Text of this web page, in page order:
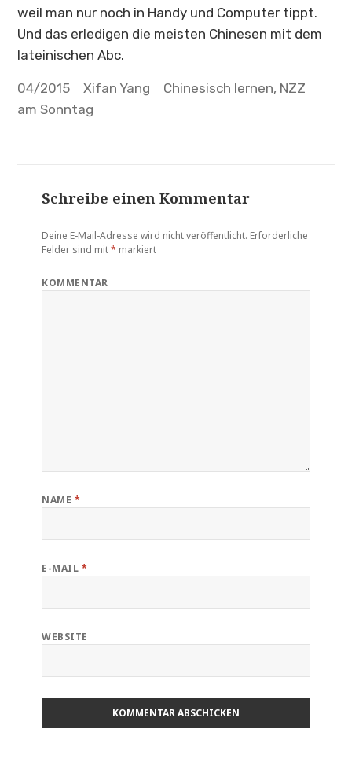
weil man nur noch in Handy und Computer tippt.
Und das erledigen die meisten Chinesen mit dem
lateinischen Abc.
Veröffentlicht
am
04/2015 Autor
Xifan Yang Tags
Chinesisch lernen, NZZ
am Sonntag
Schreibe einen Kommentar
Deine E-Mail-Adresse wird nicht veröffentlicht. Erforderliche
Felder sind mit* markiert
KOMMENTAR
NAME *
E-MAIL *
WEBSITE